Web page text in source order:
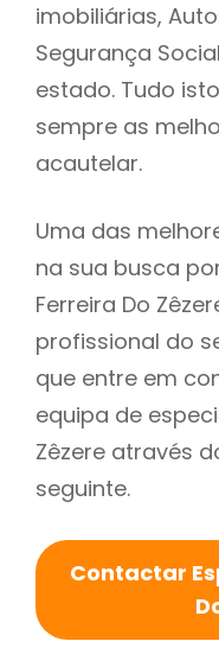
imobiliárias,
Segurança
estado. Tudo
sempre as
acautelar.
Uma das
na sua busca
Ferreira Do
profissional do
que entre em
equipa de
Zêzere através
seguinte.
Contactar